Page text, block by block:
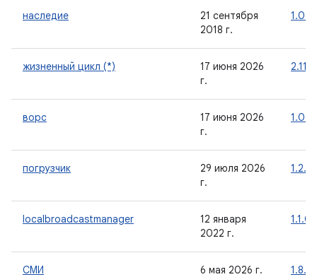
наследие
21 сентября
2018 г.
1.0.0
жизненный цикл (*)
17 июня 2026
г.
2.11.0
ворс
17 июня 2026
г.
1.0.0
погрузчик
29 июля 2026
г.
1.2.0
localbroadcastmanager
12 января
2022 г.
1.1.0
СМИ 6 мая 2026 г. 1.8.0